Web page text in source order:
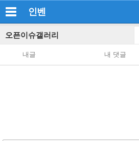
인벤
오픈이슈갤러리
내글 내 댓글